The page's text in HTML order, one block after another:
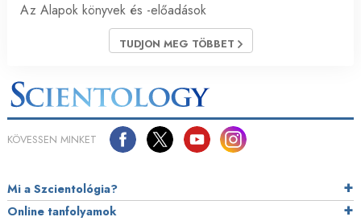
Az Alapok könyvek és -előadások
TUDJON MEG TÖBBET
KÖVESSEN MINKET
Mi a Szcientológia?
Online tanfolyamok